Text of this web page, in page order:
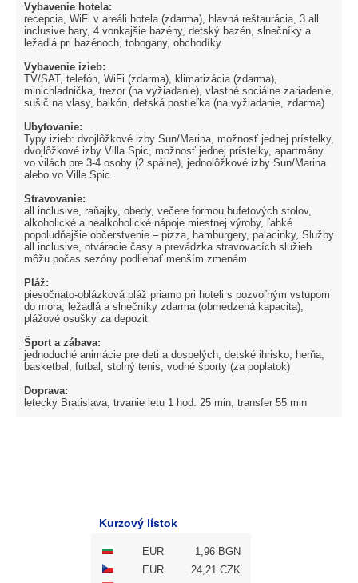
Vybavenie hotela:
recepcia, WiFi v areáli hotela (zdarma), hlavná reštaurácia, 3 all
inclusive bary, 4 vonkajšie bazény, detský bazén, slnečníky a
ležadlá pri bazénoch, tobogany, obchodíky
Vybavenie izieb:
TV/SAT, telefón, WiFi (zdarma), klimatizácia (zdarma),
minichladnička, trezor (na vyžiadanie), vlastné sociálne zariadenie,
sušič na vlasy, balkón, detská postieľka (na vyžiadanie, zdarma)
Ubytovanie:
Typy izieb: dvojlôžkové izby Sun/Marina, možnosť jednej prístelky,
dvojlôžkové izby Villa Spic, možnosť jednej prístelky, apartmány
vo vilách pre 3-4 osoby (2 spálne), jednolôžkové izby Sun/Marina
alebo vo Ville Spic
Stravovanie:
all inclusive, raňajky, obedy, večere formou bufetových stolov,
alkoholické a nealkoholické nápoje miestnej výroby, ľahké
popoludňajšie občerstvenie – pizza, hamburgery, palacinky, Služby
all inclusive, otváracie časy a prevádzka stravovacích služieb
môžu počas sezóny podliehať menším zmenám.
Pláž:
piesočnato-oblázková pláž priamo pri hoteli s pozvoľným vstupom
do mora, ležadlá a slnečníky zdarma (obmedzená kapacita),
plážové osušky za depozit
Šport a zábava:
jednoduché animácie pre deti a dospelých, detské ihrisko, herňa,
basketbal, futbal, stolný tenis, vodné športy (za poplatok)
Doprava:
letecky Bratislava, trvanie letu 1 hod. 25 min, transfer 55 min
Kurzový lístok
EUR
1,96 BGN
EUR
24,21 CZK